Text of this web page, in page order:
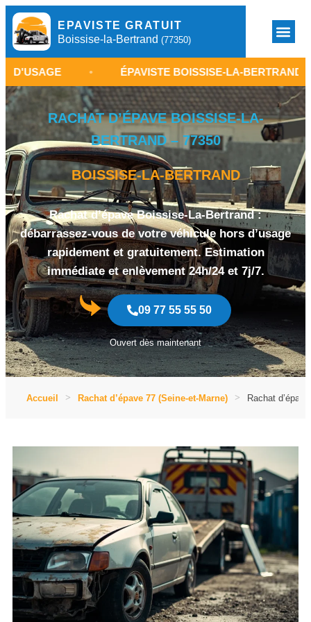
EPAVISTE GRATUIT
Boissise-la-Bertrand (77350)
• ÉPAVISTE BOISSISE-LA-BERTRAND •
RACHAT D’ÉPAVE BOISSISE-LA-
BERTRAND – 77350
BOISSISE-LA-BERTRAND
Rachat d’épave Boissise-La-Bertrand :
débarrassez-vous de votre véhicule hors d’usage
rapidement et gratuitement. Estimation
immédiate et enlèvement 24h/24 et 7j/7.
09 77 55 55 50
Ouvert dès maintenant
Accueil Rachat d’épave 77 (Seine-et-Marne) Rachat